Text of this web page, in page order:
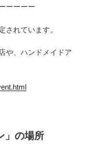
ーーーー
されています。
や、ハンドメイドア
」の場所